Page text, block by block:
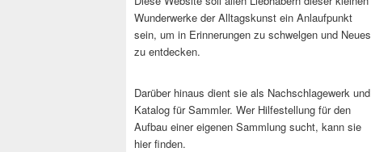
Wunderwerke der Alltagskunst ein Anlaufpunkt
sein, um in Erinnerungen zu schwelgen und Neues
zu entdecken.
Darüber hinaus dient sie als Nachschlagewerk und
Katalog für Sammler. Wer Hilfestellung für den
Aufbau einer eigenen Sammlung sucht, kann sie
hier finden.